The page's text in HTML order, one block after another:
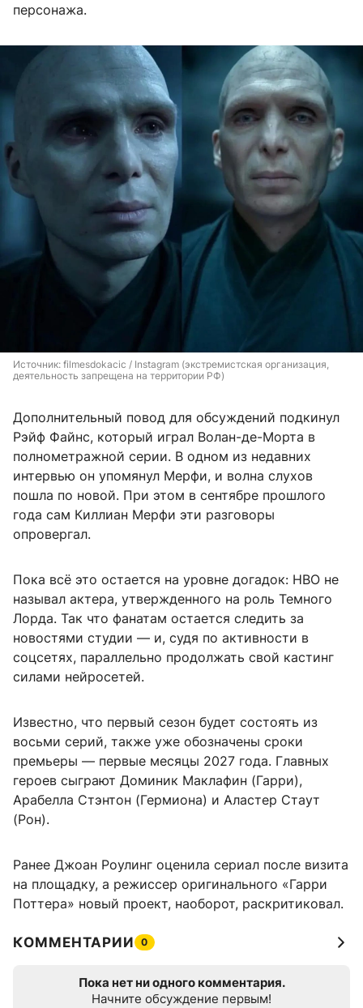
персонажа.
Источник: filmesdokacic / Instagram (экстремистская организация,
деятельность запрещена на территории РФ)
Дополнительный повод для обсуждений подкинул
Рэйф Файнс, который играл Волан-де-Морта в
полнометражной серии. В одном из недавних
интервью он упомянул Мерфи, и волна слухов
пошла по новой. При этом в сентябре прошлого
года сам Киллиан Мерфи эти разговоры
опровергал.
Пока всё это остается на уровне догадок: HBO не
называл актера, утвержденного на роль Темного
Лорда. Так что фанатам остается следить за
новостями студии — и, судя по активности в
соцсетях, параллельно продолжать свой кастинг
силами нейросетей.
Известно, что первый сезон будет состоять из
восьми серий, также уже обозначены сроки
премьеры — первые месяцы 2027 года. Главных
героев сыграют Доминик Маклафин (Гарри),
Арабелла Стэнтон (Гермиона) и Аластер Стаут
(Рон).
Ранее Джоан Роулинг оценила сериал после визита
на площадку, а режиссер оригинального «Гарри
Поттера» новый проект, наоборот, раскритиковал.
КОММЕНТАРИИ 0
Пока нет ни одного комментария.
Начните обсуждение первым!